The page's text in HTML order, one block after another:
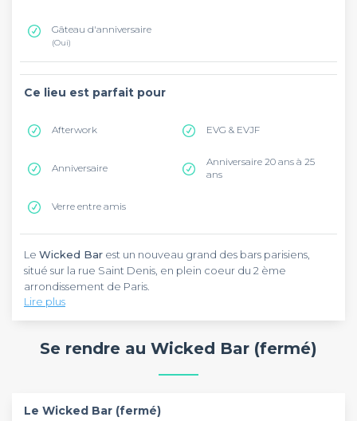
Gâteau d'anniversaire
(Oui)
Ce lieu est parfait pour
Afterwork EVG & EVJF
Anniversaire
Anniversaire 20 ans à 25
ans
Verre entre amis
Le Wicked Bar est un nouveau grand des bars parisiens,
situé sur la rue Saint Denis, en plein coeur du 2 ème
arrondissement de Paris.
Cebar à cocktail, à deux pas du métro Réaumur-
inattendues qui vous séduiront les papilles ! Sirotez vos
professionnels ! Et n'oubliez pas de profiter du happy hour
alors n'attendez plus pour réserver quelques tables ou de
Lire plus
Se rendre au Wicked Bar (fermé)
Le Wicked Bar (fermé)